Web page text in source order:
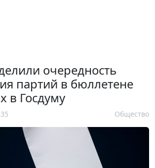
очередность
партий в бюллетене
в Госдуму
Общество